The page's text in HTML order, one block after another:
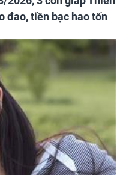
đao, tiền bạc hao tốn